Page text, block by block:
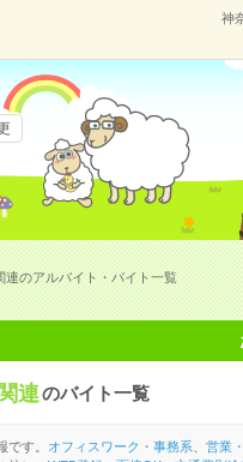
神
連のアルバイト・バイト一覧
連のバイト一覧
す。 オフィスワーク・事務系 営業